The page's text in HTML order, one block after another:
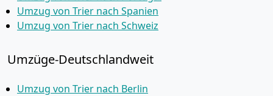
Umzug von Trier nach Spanien
Umzug von Trier nach Schweiz
Umzüge-Deutschlandweit
Umzug von Trier nach Berlin